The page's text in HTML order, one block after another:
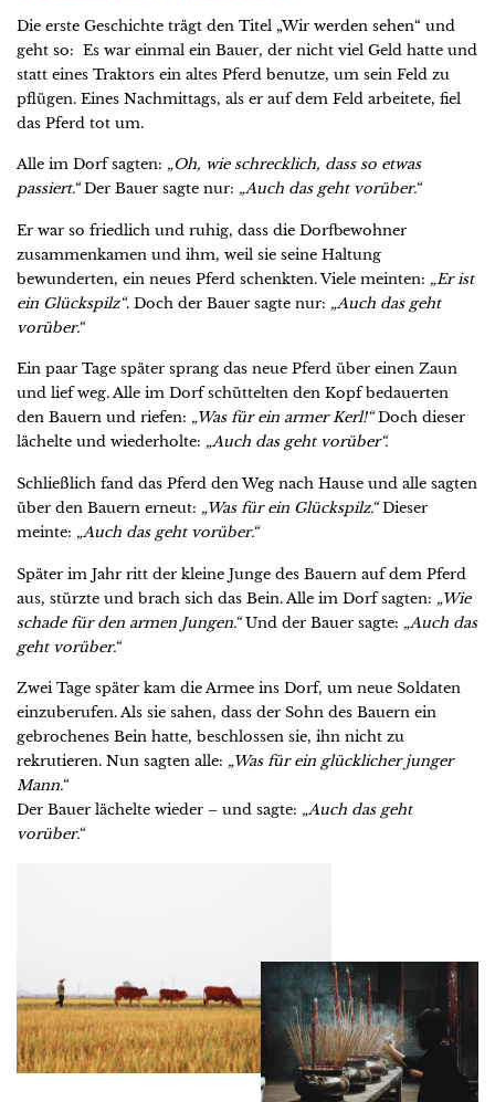
Die erste Geschichte trägt den Titel „Wir werden sehen“ und
geht so: Es war einmal ein Bauer, der nicht viel Geld hatte und
statt eines Traktors ein altes Pferd benutze, um sein Feld zu
pflügen. Eines Nachmittags, als er auf dem Feld arbeitete, fiel
das Pferd tot um.
Alle im Dorf sagten: „Oh, wie schrecklich, dass so etwas
passiert.“Der Bauer sagte nur: „Auch das geht vorüber.“
Er war so friedlich und ruhig, dass die Dorfbewohner
zusammenkamen und ihm, weil sie seine Haltung
bewunderten, ein neues Pferd schenkten. Viele meinten: „Er ist
ein Glückspilz“. Doch der Bauer sagte nur: „Auch das geht
vorüber.“
Ein paar Tage später sprang das neue Pferd über einen Zaun
und lief weg. Alle im Dorf schüttelten den Kopf bedauerten
den Bauern und riefen: „Was für ein armer Kerl!“Doch dieser
lächelte und wiederholte: „Auch das geht vorüber“.
Schließlich fand das Pferd den Weg nach Hause und alle sagten
über den Bauern erneut: „Was für ein Glückspilz.“Dieser
meinte: „Auch das geht vorüber.“
Später im Jahr ritt der kleine Junge des Bauern auf dem Pferd
aus, stürzte und brach sich das Bein. Alle im Dorf sagten: „Wie
schade für den armen Jungen.“Und der Bauer sagte: „Auch das
geht vorüber.“
Zwei Tage später kam die Armee ins Dorf, um neue Soldaten
einzuberufen. Als sie sahen, dass der Sohn des Bauern ein
gebrochenes Bein hatte, beschlossen sie, ihn nicht zu
rekrutieren. Nun sagten alle: „Was für ein glücklicher junger
Mann.“
Der Bauer lächelte wieder – und sagte: „Auch das geht
vorüber.“